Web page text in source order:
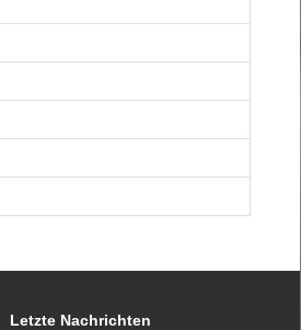
Letzte Nachrichten